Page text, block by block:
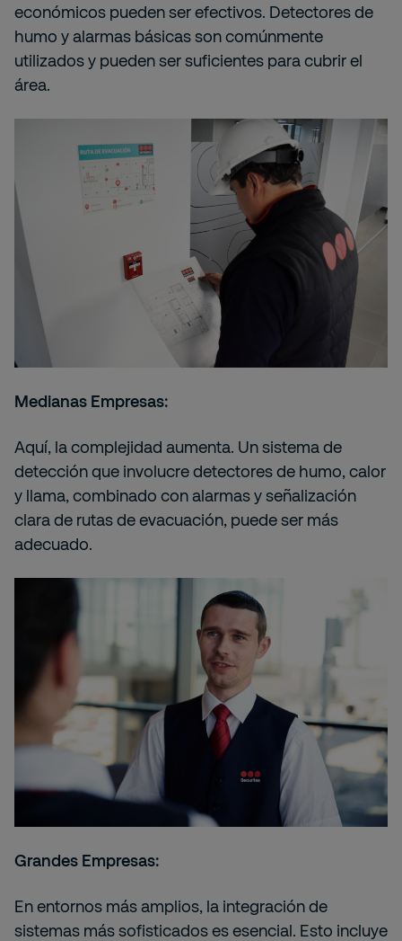
económicos pueden ser efectivos. Detectores de
humo y alarmas básicas son comúnmente
utilizados y pueden ser suficientes para cubrir el
área.
Medianas Empresas:
Aquí, la complejidad aumenta. Un sistema de
detección que involucre detectores de humo, calor
y llama, combinado con alarmas y señalización
clara de rutas de evacuación, puede ser más
adecuado.
Grandes Empresas:
En entornos más amplios, la integración de
sistemas más sofisticados es esencial. Esto incluye